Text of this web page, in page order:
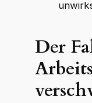
Der